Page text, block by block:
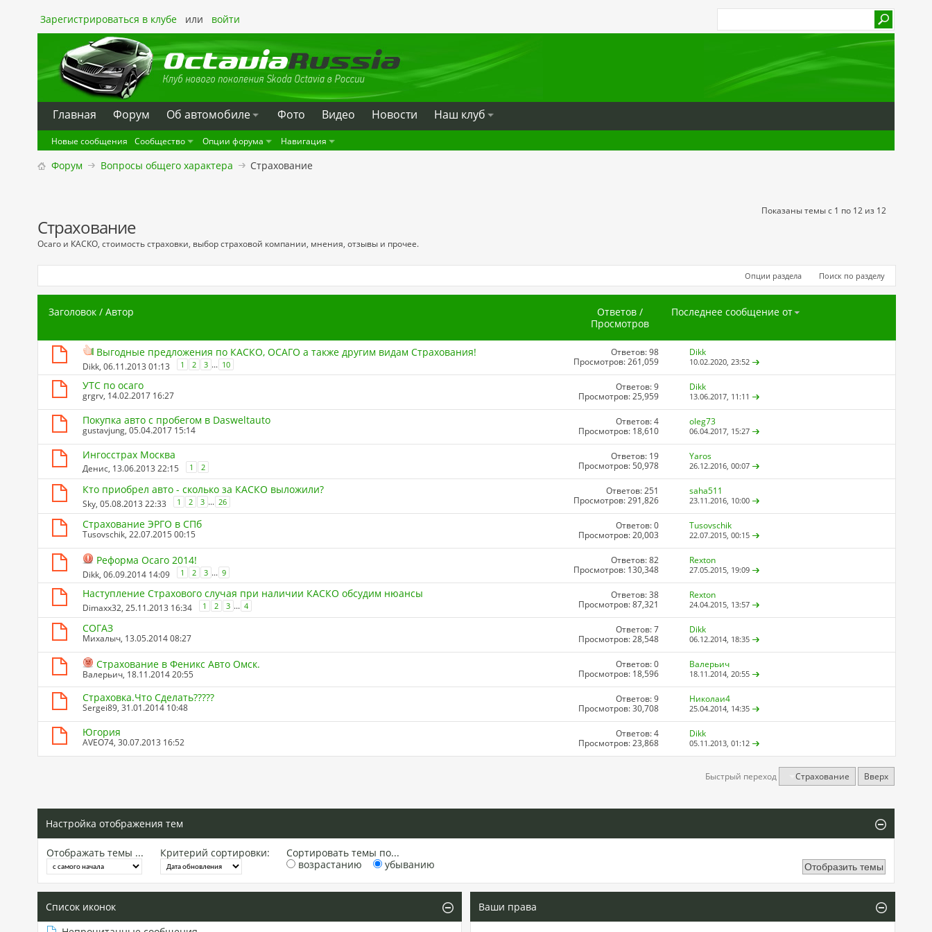
Зарегистрироваться в клубе или войти
Главная Форум Oб автомобиле Фото Видео Новости Наш клуб
Новые сообщения Сообщество Опции форума Навигация
Форум Вопросы общего характера Страхование
Показаны темы с 1 по 12 из 12
Страхование
Осаго и КАСКО, стоимость страховки, выбор страховой компании, мнения, отзывы и прочее.
Опции раздела Поиск по разделу
Заголовок/ Автор Ответов /
Просмотров
Последнее сообщение от
Выгодные предложения по КАСКО, ОСАГО а также другим видам Страхования!
Dikk, 06.11.2013 01:13 1 2 3 ... 10
Ответов: 98
Просмотров: 261,059
Dikk
10.02.2020,23:52
УТС по осаго
grgrv, 14.02.2017 16:27
Ответов: 9
Просмотров: 25,959
Dikk
13.06.2017, 11:11
Покупка авто с пробегом в Dasweltauto
gustavjung, 05.04.2017 15:14
Ответов: 4
Просмотров: 18,610
oleg73
06.04.2017, 15:27
Ингосстрах Москва
Денис, 13.06.2013 22:15 1 2
Ответов: 19
Просмотров: 50,978
Yaros
26.12.2016,00:07
Кто приобрел авто - сколько за КАСКО выложили?
Sky, 05.08.2013 22:33 1 2 3 ... 26
Ответов: 251
Просмотров: 291,826
saha511
23.11.2016, 10:00
Страхование ЭРГО в СПб
Tusovschik, 22.07.2015 00:15
Ответов: 0
Просмотров: 20,003
Tusovschik
22.07.2015,00:15
Реформа Осаго 2014!
Dikk, 06.09.2014 14:09 1 2 3 ... 9
Ответов: 82
Просмотров: 130,348
Rexton
27.05.2015, 19:09
Наступление Страхового случая при наличии КАСКО обсудим нюансы
Dimaxx32, 25.11.2013 16:34 1 2 3 ... 4
Ответов: 38
Просмотров: 87,321
Rexton
24.04.2015, 13:57
СОГАЗ
Михалыч, 13.05.2014 08:27
Ответов: 7
Просмотров: 28,548
Dikk
06.12.2014, 18:35
Страхование в Феникс Авто Омск.
Валерьич, 18.11.2014 20:55
Ответов: 0
Просмотров: 18,596
Валерьич
18.11.2014,20:55
Страховка.Что Сделать?????
Sergei89, 31.01.2014 10:48
Ответов: 9
Просмотров: 30,708
Николаи4
25.04.2014, 14:35
Югория
AVEO74, 30.07.2013 16:52
Ответов: 4
Просмотров: 23,868
Dikk
05.11.2013,01:12
Быстрый переход Страхование Вверх
Настройка отображения тем
Отображать темы ... Критерий сортировки:
Сортировать темы по...
возрастанию
убыванию
Список иконок
Ваши права